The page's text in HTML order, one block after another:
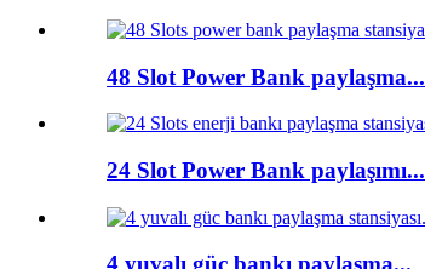
48 Slot Power Bank paylaşma...
24 Slot Power Bank paylaşımı...